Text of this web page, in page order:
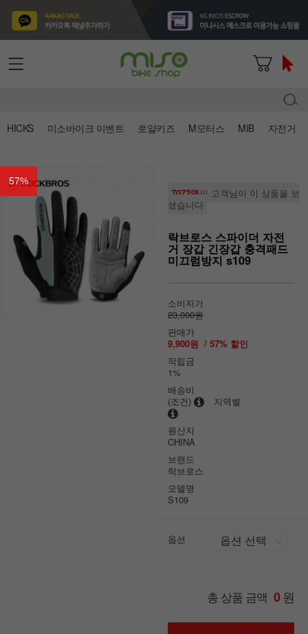
HICKS 미소바이크 이벤트 로얄키즈 M모터스 MIB 자전거
57%
7072명의 고객님이 이 상품을 보
셨습니다
락브로스 스파이더 자전
거 장갑 긴장갑 충격패드
미끄럼방지 s109
소비자가
23,000원
판매가
9,900원 / 57% 할인
적립금
1%
배송비
(조건)
지역별
원산지
CHINA
브랜드
락브로스
모델명
S109
옵션
총 상품 금액 0원